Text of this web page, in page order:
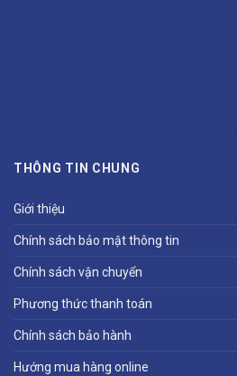
THÔNG TIN CHUNG
Giới thiệu
Chính sách bảo mật thông tin
Chính sách vận chuyển
Phương thức thanh toán
Chính sách bảo hành
Hướng mua hàng online